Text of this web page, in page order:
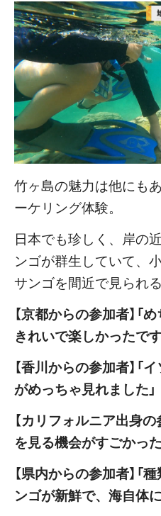
竹ヶ島の魅力は他にも
ーケリング体験。
日本でも珍しく、岸の
ンゴが群生していて、
サンゴを間近で見られる
【京都からの参加者】「
きれいで楽しかったです
【香川からの参加者】「
がめっちゃ見れました」
【カリフォルニア出身の
を見る機会がすごかった
【県内からの参加者】「
ンゴが新鮮で、海自体